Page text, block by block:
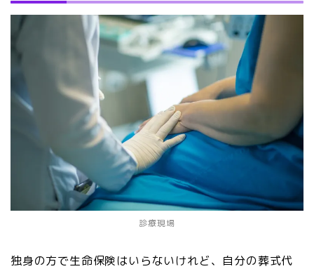
診療現場
独身の方で生命保険はいらないけれど、自分の葬式代